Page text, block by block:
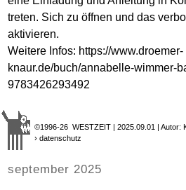
treten. Sich zu öffnen und das
aktivieren.
Weitere Infos: https://www.droemer-
knaur.de/buch/annabelle-wimmer-
9783426293492
©1996-26 WESTZEIT | 2025.09.01 | Autor:
› datenschutz
september 2025